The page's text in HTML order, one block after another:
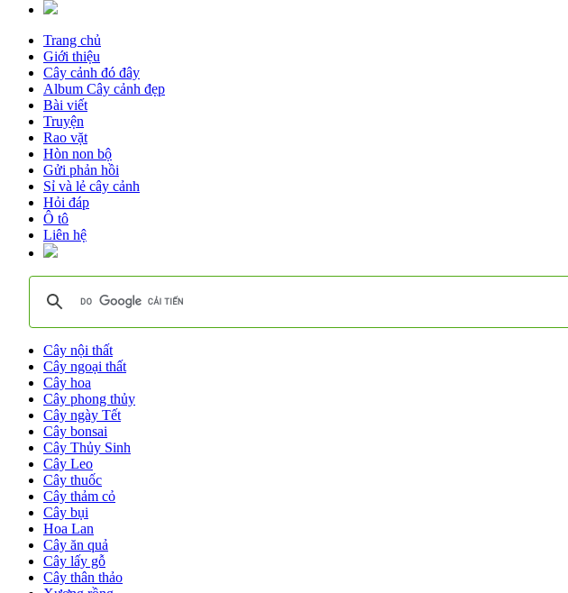
Trang chủ
Giới thiệu
Cây cảnh đó đây
Album Cây cảnh đẹp
Bài viết
Truyện
Rao vặt
Hòn non bộ
Gửi phản hồi
Sỉ và lẻ cây cảnh
Hỏi đáp
Ô tô
Liên hệ
Cây nội thất
Cây ngoại thất
Cây hoa
Cây phong thủy
Cây ngày Tết
Cây bonsai
Cây Thủy Sinh
Cây Leo
Cây thuốc
Cây thảm cỏ
Cây bụi
Hoa Lan
Cây ăn quả
Cây lấy gỗ
Cây thân thảo